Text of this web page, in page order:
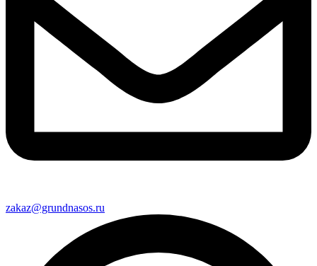
zakaz@grundnasos.ru